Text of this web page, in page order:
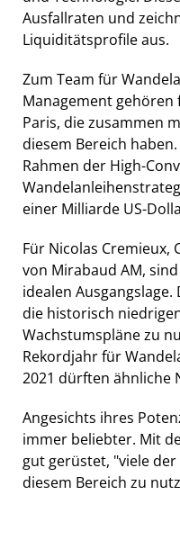
Ausfallraten und
Liquiditätsprofile aus.
Zum Team für
Management gehören
Paris, die zusammen
diesem Bereich
Rahmen der High-
einer Milliarde US-
Für Nicolas Cremieux,
von Mirabaud AM,
idealen
die historisch
Wachstumspläne zu
Rekordjahr für
2021 dürften ähnliche
Angesichts ihres
immer beliebter. Mit
gut gerüstet, "viele
diesem Bereich zu